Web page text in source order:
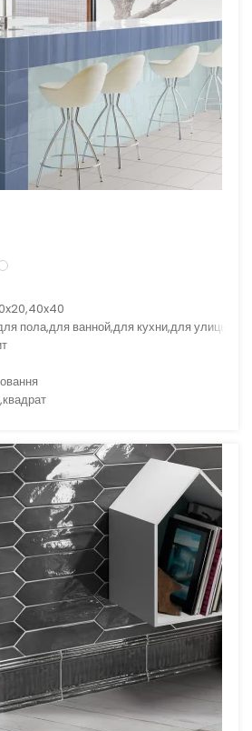
пола,для ванной,для кухни,для улицы